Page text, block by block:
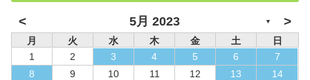
< 5月 2023 ▼ >
月 火 水 木 金 土
日
1
2 3 4 5 6
7
8
9 10 11 12 13
14